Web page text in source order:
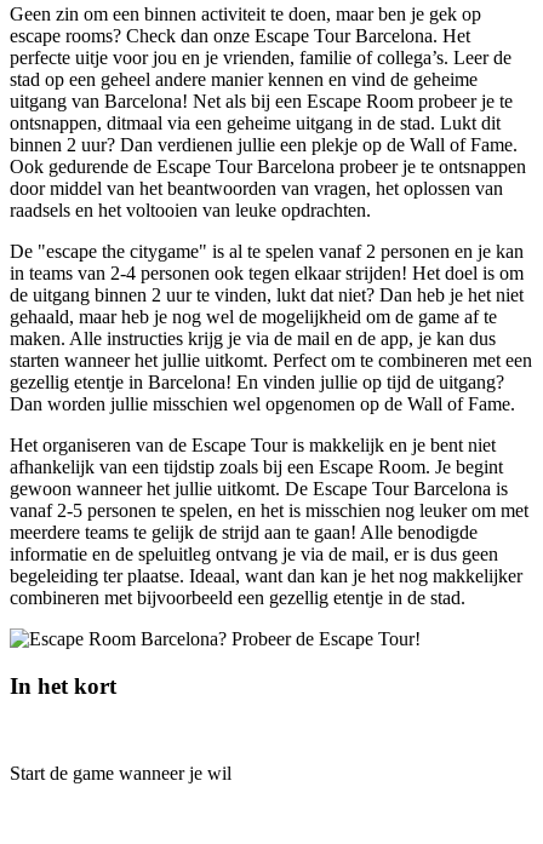
Geen zin om een binnen activiteit te doen, maar ben je gek op
escape rooms? Check dan onze Escape Tour Barcelona. Het
perfecte uitje voor jou en je vrienden, familie of collega’s. Leer de
stad op een geheel andere manier kennen en vind de geheime
uitgang van Barcelona! Net als bij een Escape Room probeer je te
ontsnappen, ditmaal via een geheime uitgang in de stad. Lukt dit
binnen 2 uur? Dan verdienen jullie een plekje op de Wall of Fame.
Ook gedurende de Escape Tour Barcelona probeer je te ontsnappen
door middel van het beantwoorden van vragen, het oplossen van
raadsels en het voltooien van leuke opdrachten.
De "escape the citygame" is al te spelen vanaf 2 personen en je kan
in teams van 2-4 personen ook tegen elkaar strijden! Het doel is om
de uitgang binnen 2 uur te vinden, lukt dat niet? Dan heb je het niet
gehaald, maar heb je nog wel de mogelijkheid om de game af te
maken. Alle instructies krijg je via de mail en de app, je kan dus
starten wanneer het jullie uitkomt. Perfect om te combineren met een
gezellig etentje in Barcelona! En vinden jullie op tijd de uitgang?
Dan worden jullie misschien wel opgenomen op de Wall of Fame.
Het organiseren van de Escape Tour is makkelijk en je bent niet
afhankelijk van een tijdstip zoals bij een Escape Room. Je begint
gewoon wanneer het jullie uitkomt. De Escape Tour Barcelona is
vanaf 2-5 personen te spelen, en het is misschien nog leuker om met
meerdere teams te gelijk de strijd aan te gaan! Alle benodigde
informatie en de speluitleg ontvang je via de mail, er is dus geen
begeleiding ter plaatse. Ideaal, want dan kan je het nog makkelijker
combineren met bijvoorbeeld een gezellig etentje in de stad.
In het kort
Start de game wanneer je wil